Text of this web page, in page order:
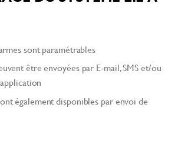
sont paramétrables
être envoyées par E-mail, SMS et/ou
également disponibles par envoi de